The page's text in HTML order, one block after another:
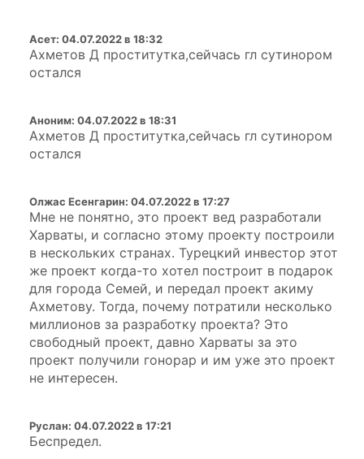
Асет: 04.07.2022 в 18:32
Ахметов Д проститутка,сейчась гл сутинором
остался
Аноним: 04.07.2022 в 18:31
Ахметов Д проститутка,сейчась гл сутинором
остался
Олжас Есенгарин: 04.07.2022 в 17:27
Мне не понятно, это проект вед разработали
Харваты, и согласно этому проекту построили
в нескольких странах. Турецкий инвестор этот
же проект когда-то хотел построит в подарок
для города Семей, и передал проект акиму
Ахметову. Тогда, почему потратили несколько
миллионов за разработку проекта? Это
свободный проект, давно Харваты за это
проект получили гонорар и им уже это проект
не интересен.
Руслан: 04.07.2022 в 17:21
Беспредел.